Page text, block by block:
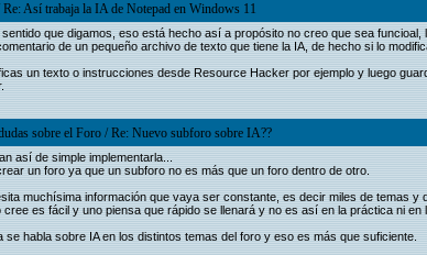
Re: Así trabaja la IA de Notepad en Windows 11
que digamos, eso está hecho así a propósito no creo que sea
de un pequeño archivo de texto que tiene la IA, de hecho si lo
un texto o instrucciones desde Resource Hacker por ejemplo y luego
sobre el Foro /Re: Nuevo subforo sobre IA??
así de simple implementarla...
un foro ya que un subforo no es más que un foro dentro de otro.
muchísima información que vaya ser constante, es decir miles de temas
es fácil y uno piensa que rápido se llenará y no es así en la práctica ni
habla sobre IA en los distintos temas del foro y eso es más que suficiente.